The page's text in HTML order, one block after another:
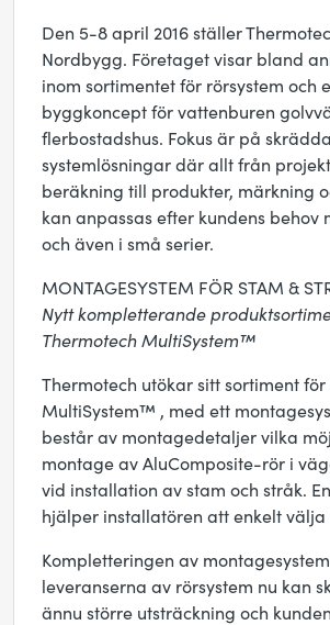
Den 5-8 april 2016 ställer
Nordbygg. Företaget visar bland
inom sortimentet för rörsystem och
byggkoncept för vattenburen
flerbostadshus. Fokus är på
systemlösningar där allt från
beräkning till produkter, märkning
kan anpassas efter kundens behov
och även i små serier.
MONTAGESYSTEM FÖR STAM &
Nytt kompletterande
Thermotech MultiSystem™
Thermotech utökar sitt sortiment för
MultiSystem™ , med ett
består av montagedetaljer vilka
montage av AluComposite-rör i
vid installation av stam och stråk.
hjälper installatören att enkelt
Kompletteringen av
leveranserna av rörsystem nu kan
ännu större utsträckning och